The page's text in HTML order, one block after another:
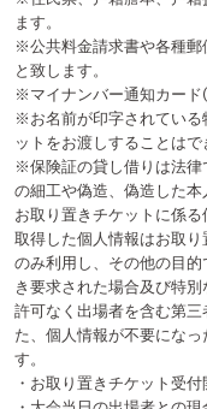
す。
・お取り置きチケット受付開始時
・大会当日の出場者との現金の
ん。
・受付時にお取り置きチケット
場合、お客様のお名前が無い場
案内をいたします。個別に出場
た、それによってお客様が被る
いたしません。
・開場後のお取り置きチケット
めてからチケットを受け取り、
いたします。必ず時間に余裕を
・開場後のお取り置きチケット
被る不利益に関して、実行委員
し運営都合により30分以上お客
被った場合には別途対応させて
《当日券について》
・当日券は、10:30より会場に
します。